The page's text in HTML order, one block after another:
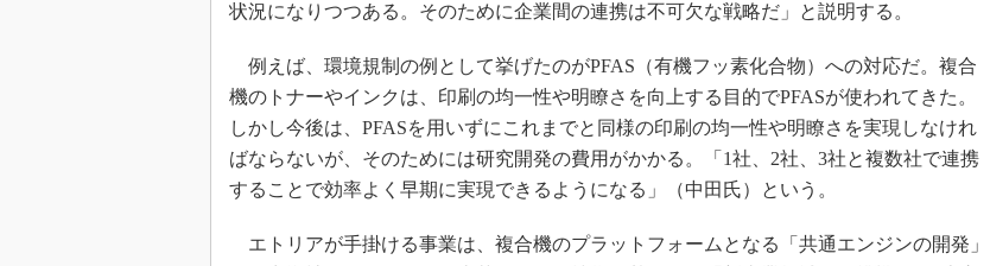
状況になりつつある。そのために企業間の連携は不可欠な戦略だ」と説明する。
例えば、環境規制の例として挙げたのがPFAS（有機フッ素化合物）への対応だ。複合
機のトナーやインクは、印刷の均一性や明瞭さを向上する目的でPFASが使われてきた。
しかし今後は、PFASを用いずにこれまでと同様の印刷の均一性や明瞭さを実現しなけれ
ばならないが、そのためには研究開発の費用がかかる。「1社、2社、3社と複数社で連携
することで効率よく早期に実現できるようになる」（中田氏）という。
エトリアが手掛ける事業は、複合機のプラットフォームとなる「共通エンジンの開発」